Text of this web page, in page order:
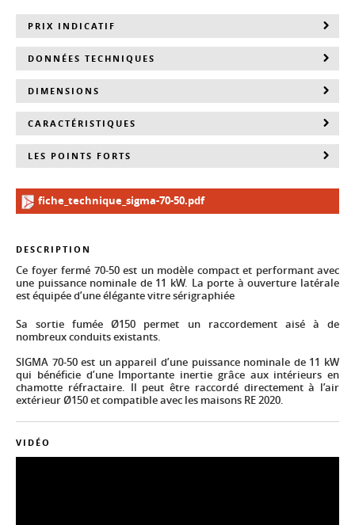
DESCRIPTION
Ce foyer fermé 70-50 est un modèle compact et performant avec
une puissance nominale de 11 kW. La porte à ouverture latérale
est équipée d’une élégante vitre sérigraphiée
Sa sortie fumée Ø150 permet un raccordement aisé à de
nombreux conduits existants.
SIGMA 70-50 est un appareil d’une puissance nominale de 11 kW
qui bénéficie d’une Importante inertie grâce aux intérieurs en
chamotte réfractaire. Il peut être raccordé directement à l’air
extérieur Ø150 et compatible avec les maisons RE 2020.
VIDÉO
PRIX INDICATIF
DONNÉES TECHNIQUES
DIMENSIONS
CARACTÉRISTIQUES
LES POINTS FORTS
fiche_technique_sigma-70-50.pdf